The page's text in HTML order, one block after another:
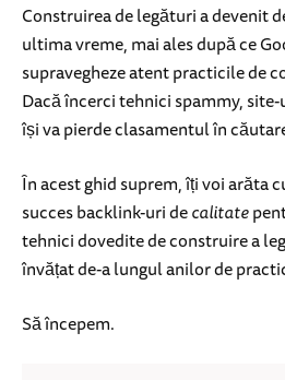
Construirea de legături a devenit
ultima vreme, mai ales după ce
supravegheze atent practicile de
Dacă încerci tehnici spammy,
își va pierde clasamentul în
În acest ghid suprem, îți voi arăta
succes backlink-uri decalitate
tehnici dovedite de construire a
învățat de-a lungul anilor de
Să începem.